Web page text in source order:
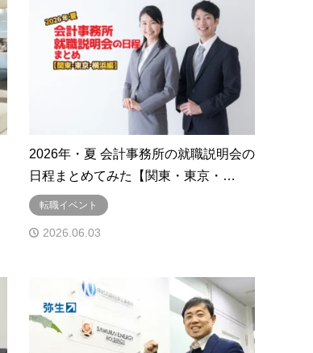
2026年・夏 会計事務所の就職説明会の
日程まとめてみた【関東・東京・…
転職イベント
2026.06.03